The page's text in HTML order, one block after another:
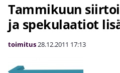
Tammikuun
ja spekulaatiot
toimitus28.12.2011 17:13